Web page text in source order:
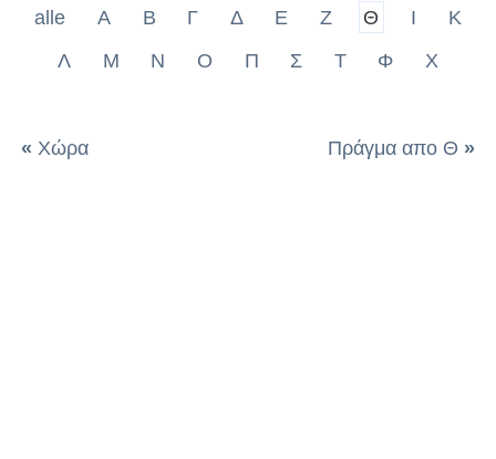
alle Α Β Γ Δ Ε Ζ Θ Ι
Κ
Λ
Μ Ν Ο Π Σ Τ Φ Χ
« Χώρα Πράγμα απο Θ »